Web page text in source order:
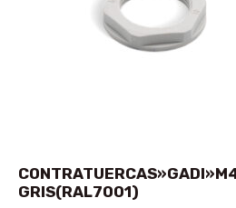
GRIS(RAL7001)